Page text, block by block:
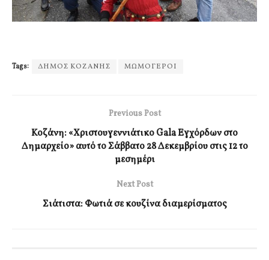
Tags: ΔΗΜΟΣ ΚΟΖΑΝΗΣ ΜΩΜΟΓΕΡΟΙ
Previous Post
Κοζάνη: «Χριστουγεννιάτικο Gala Εγχόρδων στο
Δημαρχείο» αυτό το Σάββατο 28 Δεκεμβρίου στις 12 το
μεσημέρι
Next Post
Σιάτιστα: Φωτιά σε κουζίνα διαμερίσματος